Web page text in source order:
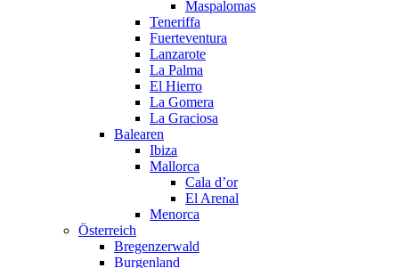
Maspalomas
Teneriffa
Fuerteventura
Lanzarote
La Palma
El Hierro
La Gomera
La Graciosa
Balearen
Ibiza
Mallorca
Cala d’or
El Arenal
Menorca
Österreich
Bregenzerwald
Burgenland